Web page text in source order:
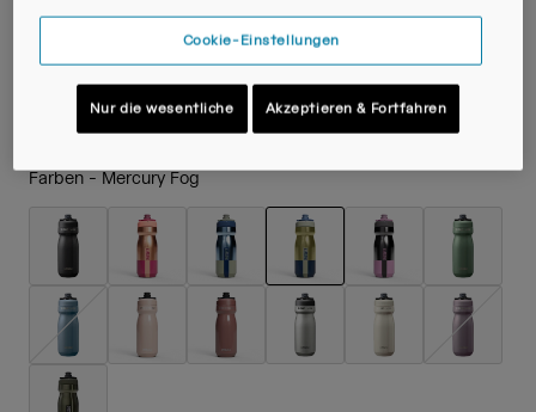
Farben - Mercury Fog
ausgewählt
Cookie-Einstellungen
Nur die wesentliche Akzeptieren & Fortfahren